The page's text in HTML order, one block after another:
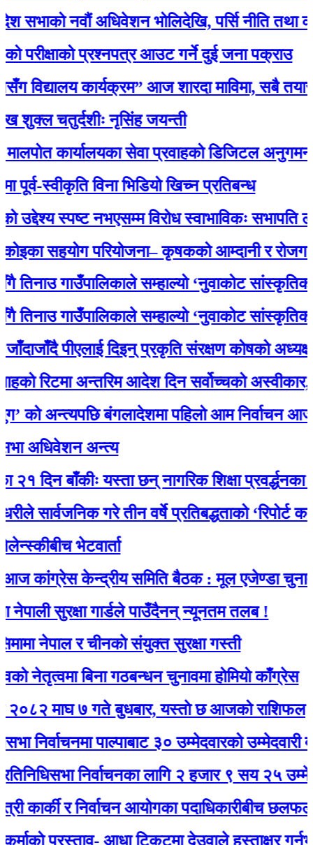
नवौं अधिवेशन भोलिदेखि, पर्सि नीति तथा
प्रश्नपत्र आउट गर्ने दुई जना पक्राउ
कार्यक्रम” आज शारदा माविमा, सबै तयारी
नृसिंह जयन्ती
कार्यालयका सेवा प्रवाहको डिजिटल अनुगमन सुरु,
विना भिडियो खिच्न प्रतिबन्ध
स्पष्ट नभएसम्म विरोध स्वाभाविकः सभापति लामिछाने
सहयोग परियोजना– कृषकको आम्दानी र रोजगारमा
गाउँपालिकाले सम्हाल्यो ‘नुवाकोट सांस्कृतिक धरोहर
गाउँपालिकाले सम्हाल्यो ‘नुवाकोट सांस्कृतिक धरोहर
पीएलाई दिइन् प्रकृति संरक्षण कोषको अध्यक्षमा
अन्तरिम आदेश दिन सर्वोच्चको अस्वीकार,
अन्त्यपछि बंगलादेशमा पहिलो आम निर्वाचन आज
अन्त्य
बाँकीः यस्ता छन् नागरिक शिक्षा प्रवर्द्धनका लागि
गरे तीन वर्षे प्रतिबद्धताको ‘रिपोर्ट कार्ड’
भेटवार्ता
केन्द्रीय समिति बैठक : मूल एजेण्डा चुनाव
सुरक्षा गार्डले पाउँदैनन् न्यूनतम तलब !
र चीनकाे संयुक्त सुरक्षा गस्ती
बिना गठबन्धन चुनावमा होमियो काँग्रेस
७ गते बुधबार, यस्ताे छ आजको राशिफल
पाल्पाबाट ३० उम्मेदवारको उम्मेदवारी दर्ता
निर्वाचनका लागि २ हजार ९ सय २५ उम्मेदवारले
र निर्वाचन आयोगका पदाधिकारीबीच छलफल हुँदै
प्रस्ताव- आधा टिकटमा देउवाले हस्ताक्षर गर्नुभयो,